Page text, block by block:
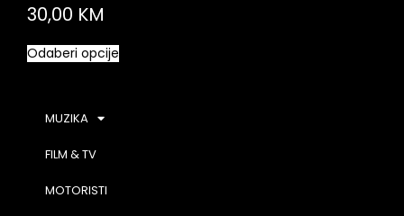
30,00 KM
Odaberi opcije
MUZIKA
FILM & TV
MOTORISTI